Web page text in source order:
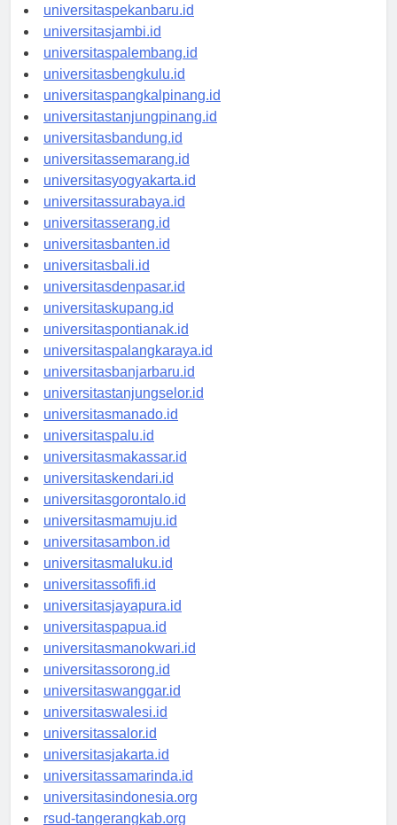
universitaspadang.id
universitaspekanbaru.id
universitasjambi.id
universitaspalembang.id
universitasbengkulu.id
universitaspangkalpinang.id
universitastanjungpinang.id
universitasbandung.id
universitassemarang.id
universitasyogyakarta.id
universitassurabaya.id
universitasserang.id
universitasbanten.id
universitasbali.id
universitasdenpasar.id
universitaskupang.id
universitaspontianak.id
universitaspalangkaraya.id
universitasbanjarbaru.id
universitastanjungselor.id
universitasmanado.id
universitaspalu.id
universitasmakassar.id
universitaskendari.id
universitasgorontalo.id
universitasmamuju.id
universitasambon.id
universitasmaluku.id
universitassofifi.id
universitasjayapura.id
universitaspapua.id
universitasmanokwari.id
universitassorong.id
universitaswanggar.id
universitaswalesi.id
universitassalor.id
universitasjakarta.id
universitassamarinda.id
universitasindonesia.org